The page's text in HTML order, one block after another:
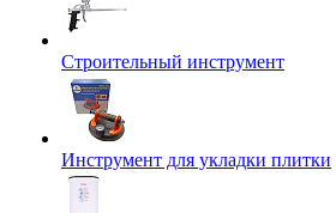
Строительный инструмент
Инструмент для укладки плитки